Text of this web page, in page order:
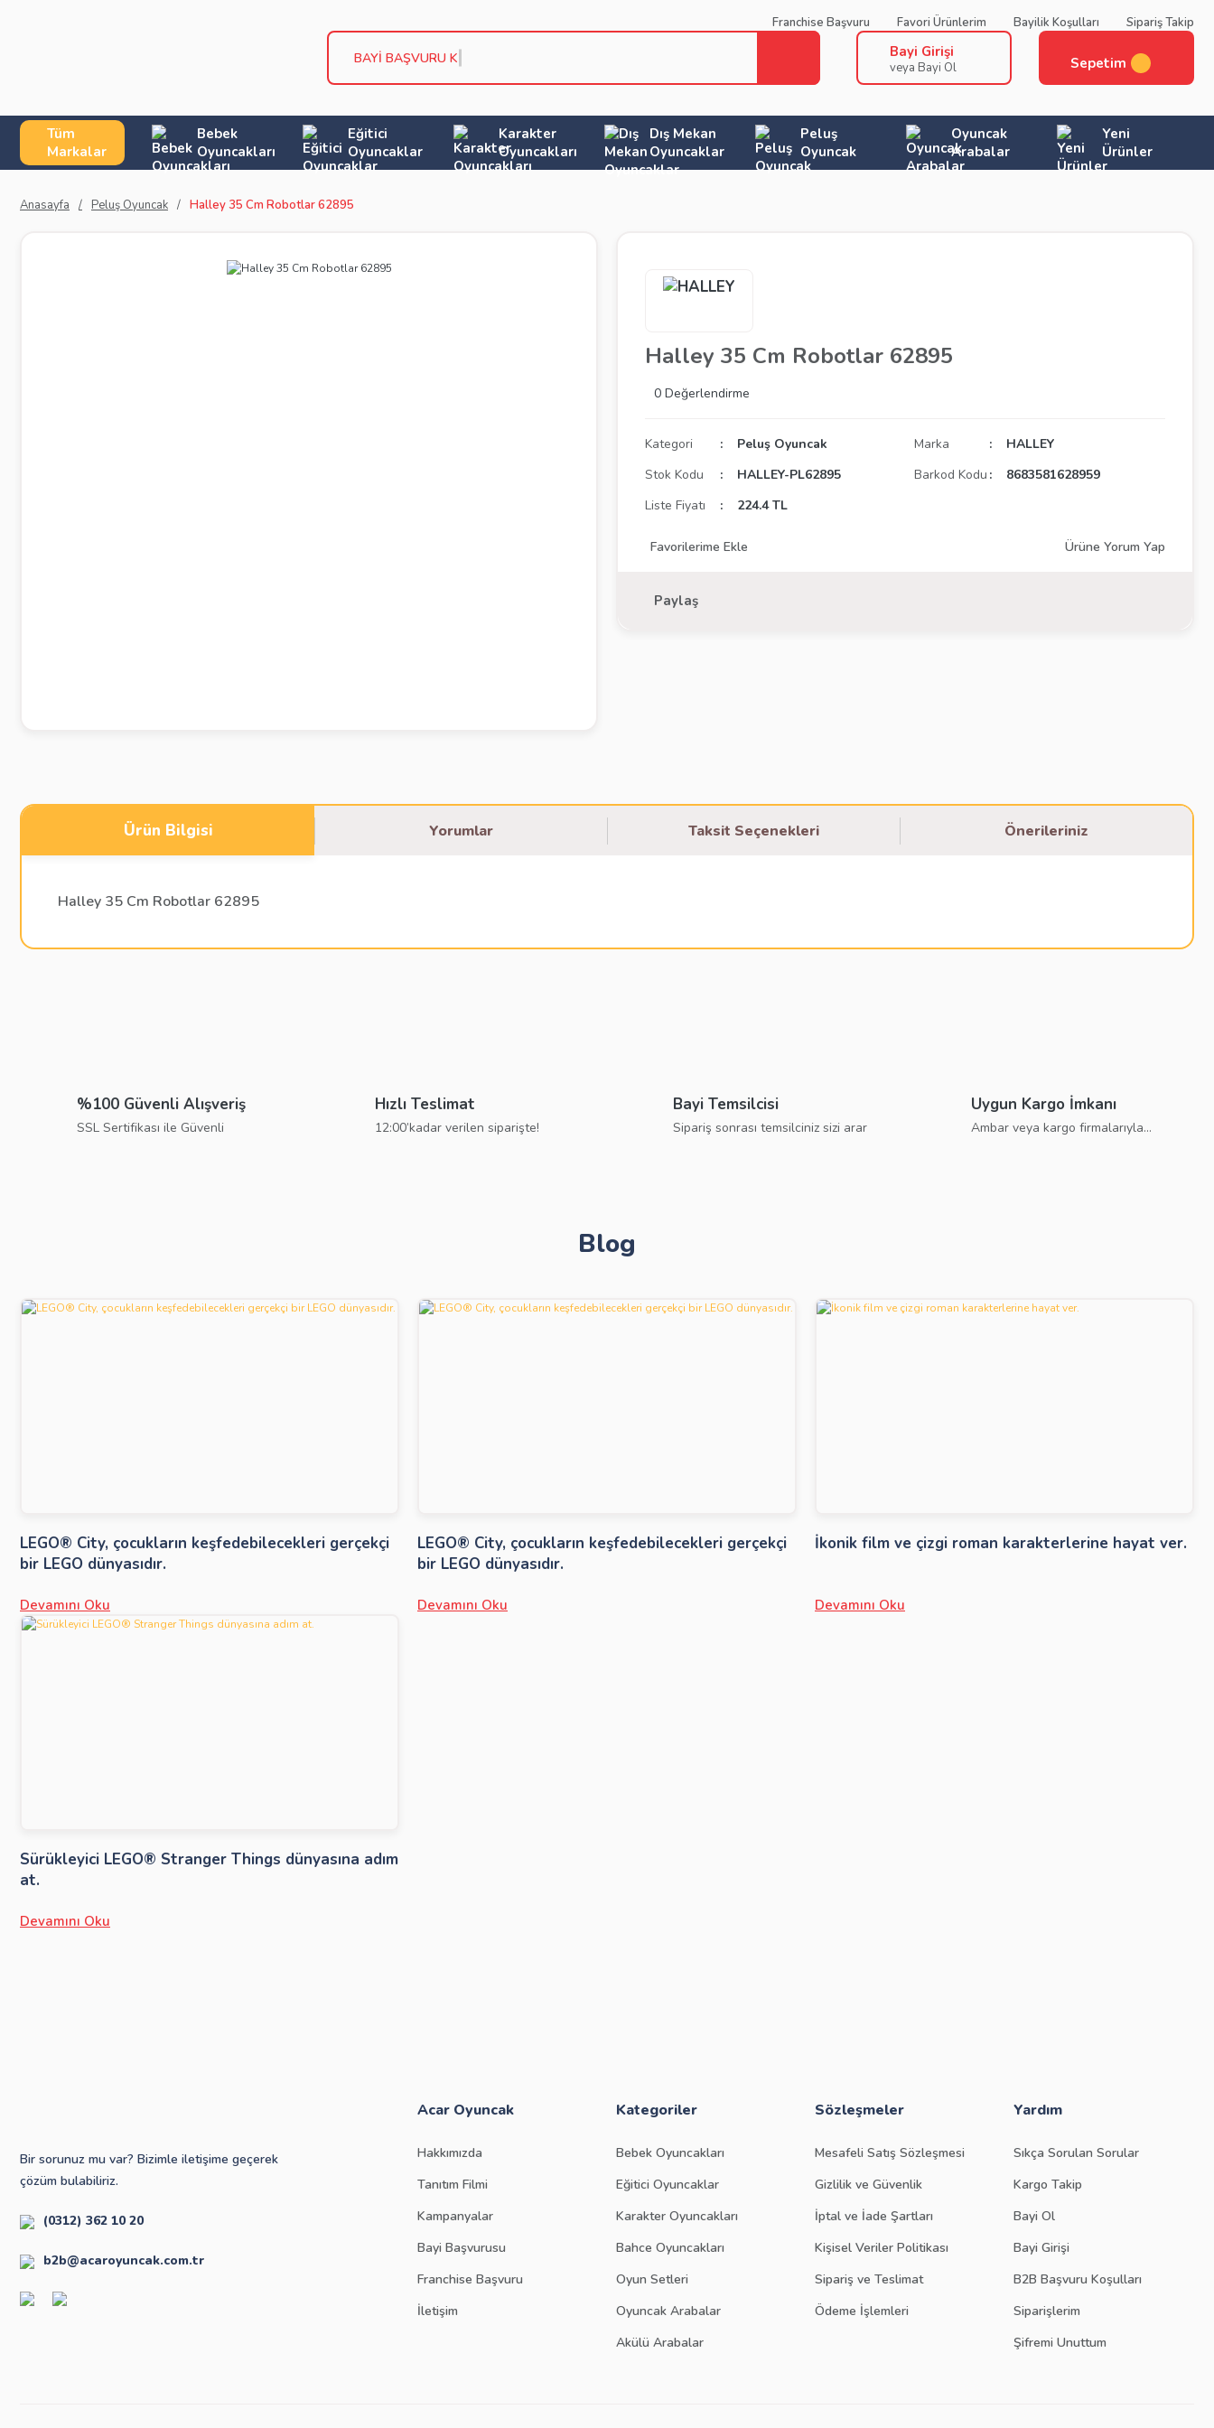
Franchise Başvuru Favori Ürünlerim Bayilik Koşulları Sipariş Takip
BAYİ BAŞVURU KOŞ Bayi Girişi
veya Bayi Ol Sepetim
Tüm
Markalar
Bebek
Oyuncakları
Eğitici
Oyuncaklar
Karakter
Oyuncakları
Dış Mekan
Oyuncaklar
Peluş
Oyuncak
Oyuncak
Arabalar
Yeni
Ürünler
Anasayfa Peluş Oyuncak Halley 35 Cm Robotlar 62895
Halley 35 Cm Robotlar 62895
0 Değerlendirme
Kategori Peluş Oyuncak Marka
HALLEY
Stok Kodu
HALLEY-PL62895 Barkod Kodu
8683581628959
Liste Fiyatı
224.4 TL
Ürüne Yorum Yap
Paylaş
Ürün Bilgisi Yorumlar Taksit Seçenekleri Önerileriniz
Halley 35 Cm Robotlar 62895
Ürün bilgilerinde hatalar bulunuyor.
%100 Güvenli Alışveriş
SSL Sertifikası ile Güvenli
Hızlı Teslimat
12:00’kadar verilen siparişte!
Bayi Temsilcisi
Sipariş sonrası temsilciniz sizi arar
Uygun Kargo İmkanı
Ambar veya kargo firmalarıyla...
Blog
LEGO® City, çocukların keşfedebilecekleri gerçekçi
bir LEGO dünyasıdır.
Devamını Oku
LEGO® City, çocukların keşfedebilecekleri gerçekçi
bir LEGO dünyasıdır.
Devamını Oku
İkonik film ve çizgi roman karakterlerine hayat ver.
Devamını Oku
Sürükleyici LEGO® Stranger Things dünyasına adım
at.
Devamını Oku
Bir sorunuz mu var? Bizimle iletişime geçerek
çözüm bulabiliriz.
(0312) 362 10 20
b2b@acaroyuncak.com.tr
Acar Oyuncak
Hakkımızda
Tanıtım Filmi
Kampanyalar
Bayi Başvurusu
Franchise Başvuru
İletişim
Kategoriler
Bebek Oyuncakları
Eğitici Oyuncaklar
Karakter Oyuncakları
Bahce Oyuncakları
Oyun Setleri
Oyuncak Arabalar
Akülü Arabalar
Sözleşmeler
Mesafeli Satış Sözleşmesi
Gizlilik ve Güvenlik
İptal ve İade Şartları
Kişisel Veriler Politikası
Sipariş ve Teslimat
Ödeme İşlemleri
Yardım
Sıkça Sorulan Sorular
Kargo Takip
Bayi Ol
Bayi Girişi
B2B Başvuru Koşulları
Siparişlerim
Şifremi Unuttum